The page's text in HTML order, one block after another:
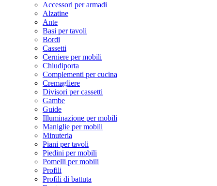
Accessori per armadi
Alzatine
Ante
Basi per tavoli
Bordi
Cassetti
Cerniere per mobili
Chiudiporta
Complementi per cucina
Cremagliere
Divisori per cassetti
Gambe
Guide
Illuminazione per mobili
Maniglie per mobili
Minuteria
Piani per tavoli
Piedini per mobili
Pomelli per mobili
Profili
Profili di battuta